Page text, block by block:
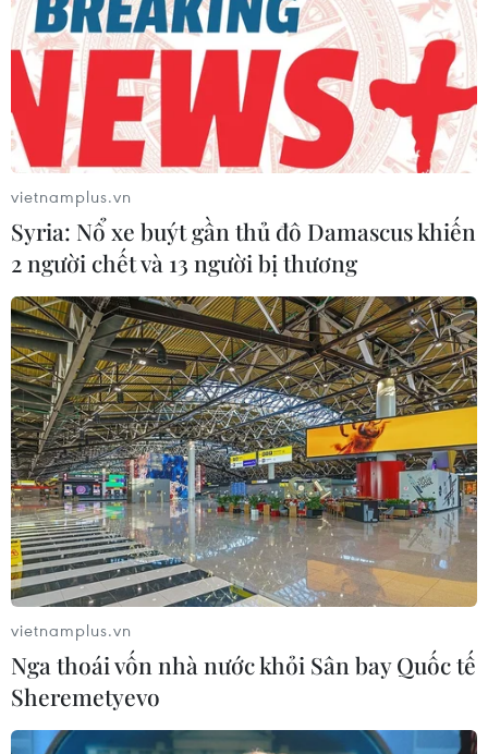
vietnamplus.vn
Syria: Nổ xe buýt gần thủ đô Damascus khiến
2 người chết và 13 người bị thương
vietnamplus.vn
Nga thoái vốn nhà nước khỏi Sân bay Quốc tế
Sheremetyevo